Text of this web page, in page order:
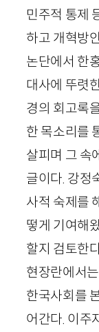
민주적 통제
하고 개혁방
논단에서 한
대사에 뚜렷
경의 회고록
한 목소리를
살피며 그 속
글이다. 강정
사적 숙제를
떻게 기여해
할지 검토한
현장란에서
한국사회를
어간다. 이주